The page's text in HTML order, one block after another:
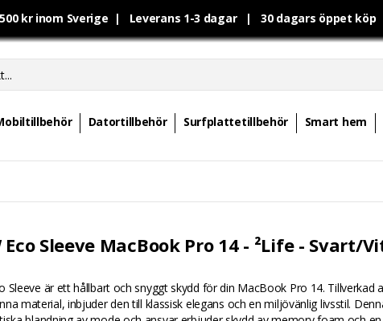
kr inom Sverige | Leverans 1-3 dagar | 30 dagars öppet köp
Datortillbehör Surfplattetillbehör Smart hem
Eco Sleeve MacBook Pro 14 - ²Life - Svart/
Sleeve är ett hållbart och snyggt skydd för din MacBook Pro 14. Tillverkad
material, inbjuder den till klassisk elegans och en miljövänlig livsstil.